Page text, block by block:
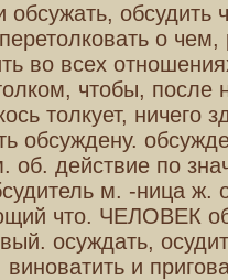
обсудить
о чем,
во всех
чтобы, после
толкует, ничего
обсуждену.
об. действие по
м. -ница ж.
что. ЧЕЛОВЕК
осуждать,
и